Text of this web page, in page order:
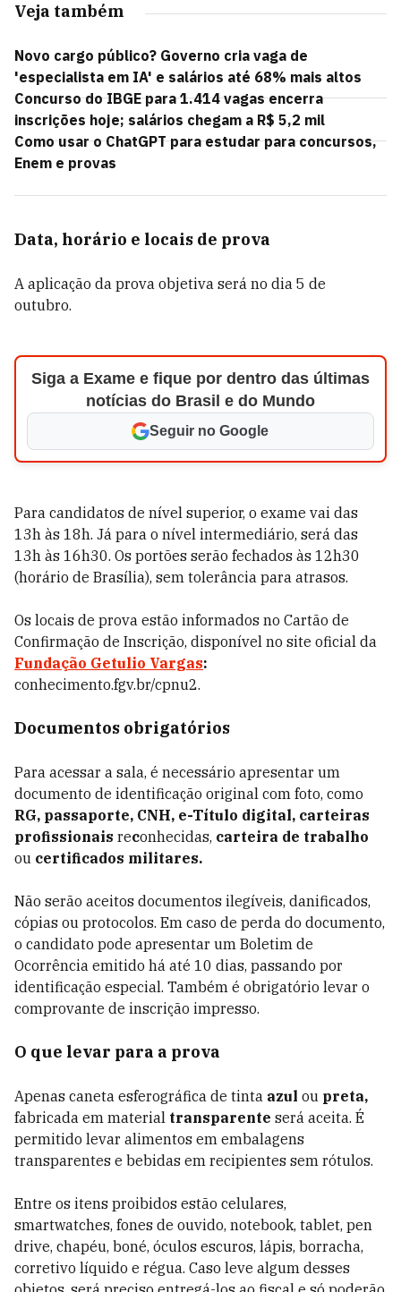
Veja também
Novo cargo público? Governo cria vaga de
'especialista em IA' e salários até 68% mais altos
Concurso do IBGE para 1.414 vagas encerra
inscrições hoje; salários chegam a R$ 5,2 mil
Como usar o ChatGPT para estudar para concursos,
Enem e provas
Data, horário e locais de prova
A aplicação da prova objetiva será no dia 5 de
outubro.
Siga a Exame e fique por dentro das últimas
notícias do Brasil e do Mundo
Seguir no Google
Para candidatos de nível superior, o exame vai das
13h às 18h. Já para o nível intermediário, será das
13h às 16h30. Os portões serão fechados às 12h30
(horário de Brasília), sem tolerância para atrasos.
Os locais de prova estão informados no Cartão de
Confirmação de Inscrição, disponível no site oficial da
Fundação Getulio Vargas:
conhecimento.fgv.br/cpnu2.
Documentos obrigatórios
Para acessar a sala, é necessário apresentar um
documento de identificação original com foto, como
RG, passaporte, CNH, e-Título digital, carteiras
profissionais reconhecidas, carteira de trabalho
ou certificados militares.
Não serão aceitos documentos ilegíveis, danificados,
cópias ou protocolos. Em caso de perda do documento,
o candidato pode apresentar um Boletim de
Ocorrência emitido há até 10 dias, passando por
identificação especial. Também é obrigatório levar o
comprovante de inscrição impresso.
O que levar para a prova
Apenas caneta esferográfica de tinta azul ou preta,
fabricada em material transparente será aceita. É
permitido levar alimentos em embalagens
transparentes e bebidas em recipientes sem rótulos.
Entre os itens proibidos estão celulares,
smartwatches, fones de ouvido, notebook, tablet, pen
drive, chapéu, boné, óculos escuros, lápis, borracha,
corretivo líquido e régua. Caso leve algum desses